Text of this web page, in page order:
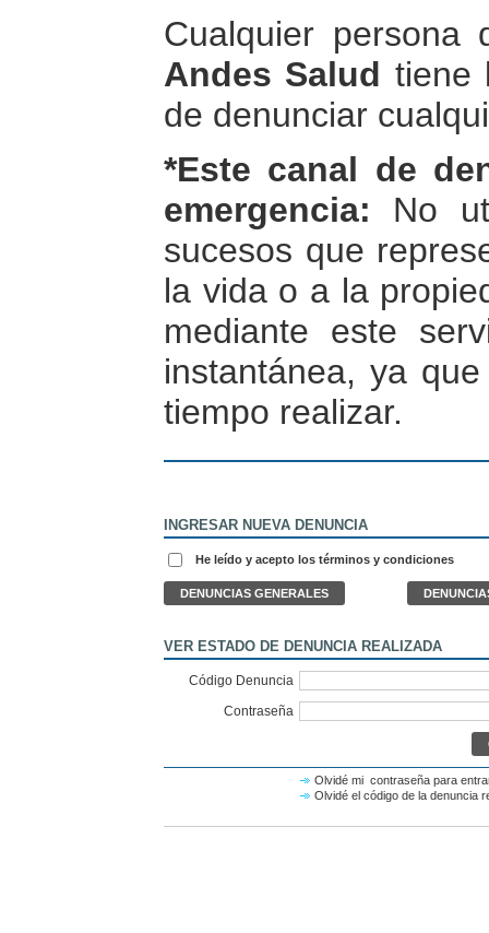
Cualquier
Andes Salud tiene
de denunciar
*Este canal de
emergencia: No
sucesos que
la vida o a la
mediante este
instantánea, ya
tiempo realizar.
INGRESAR NUEVA DENUNCIA
He leído y acepto los términos y condiciones
VER ESTADO DE DENUNCIA REALIZADA
Código Denuncia
Contraseña
Olvidé mi contraseña para
Olvidé el código de la denuncia